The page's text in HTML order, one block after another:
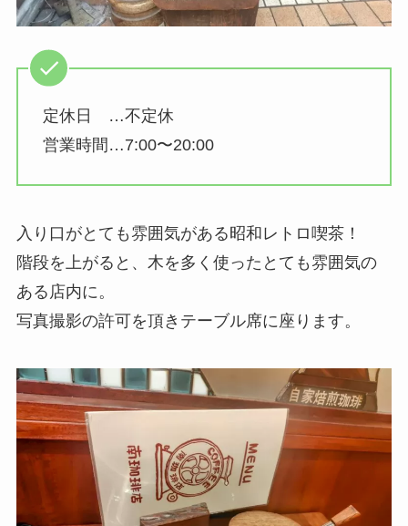
定休日 …不定休
営業時間…7:00〜20:00
入り口がとても雰囲気がある昭和レトロ喫茶！
階段を上がると、木を多く使ったとても雰囲気の
ある店内に。
写真撮影の許可を頂きテーブル席に座ります。